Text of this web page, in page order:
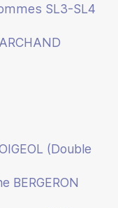
SL3-SL4
(Double
BERGERON